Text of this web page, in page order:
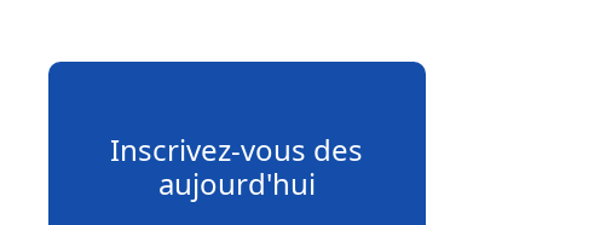
Inscrivez-vous des
aujourd'hui